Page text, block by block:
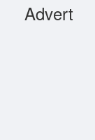
Advert